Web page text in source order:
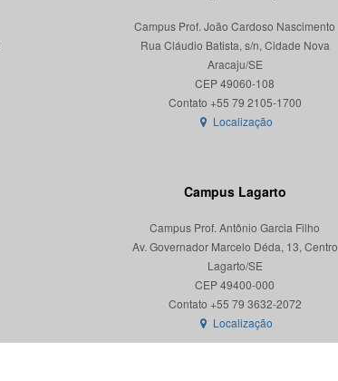
Campus Prof. João Cardoso Nascimento
Rua Cláudio Batista, s/n, Cidade Nova
Aracaju/SE
CEP 49060-108
Localização
Campus Lagarto
Campus Prof. Antônio Garcia Filho
Av. Governador Marcelo Déda, 13, Centro
Lagarto/SE
CEP 49400-000
Localização